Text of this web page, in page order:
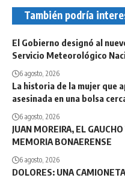
También podría
El Gobierno designó al
Servicio Meteorológico
6 agosto, 2026
La historia de la mujer que
asesinada en una bolsa
6 agosto, 2026
JUAN MOREIRA, EL
MEMORIA BONAERENSE
6 agosto, 2026
DOLORES: UNA